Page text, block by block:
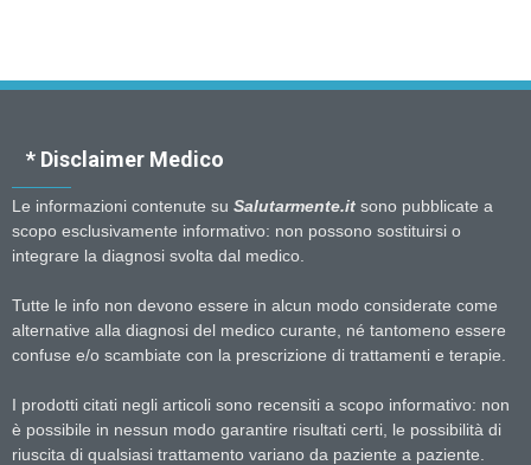
* Disclaimer Medico
Le informazioni contenute su Salutarmente.it sono pubblicate a
scopo esclusivamente informativo: non possono sostituirsi o
integrare la diagnosi svolta dal medico.
Tutte le info non devono essere in alcun modo considerate come
alternative alla diagnosi del medico curante, né tantomeno essere
confuse e/o scambiate con la prescrizione di trattamenti e terapie.
I prodotti citati negli articoli sono recensiti a scopo informativo: non
è possibile in nessun modo garantire risultati certi, le possibilità di
riuscita di qualsiasi trattamento variano da paziente a paziente.